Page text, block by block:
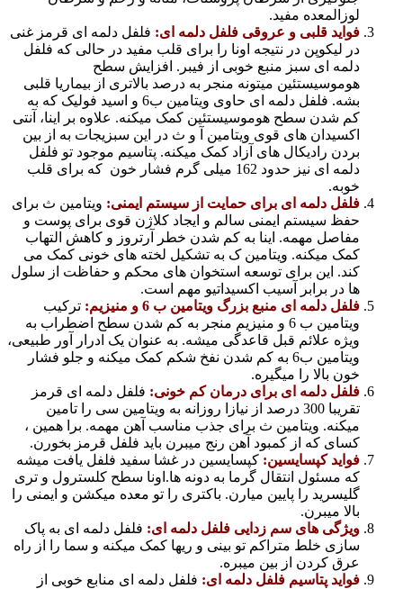
لوزالمعده مفید.
فواید قلبی و عروقی فلفل دلمه ای: فلفل دلمه ای قرمز غنی
در لیکوپن در نتیجه اونا را برای قلب مفید در حالی که فلفل
دلمه ای سبز منبع خوبی از فیبر. افزایش سطح
هوموسیستئین میتونه منجر به درصد بالاتری از بیماریا قلبی
بشه. فلفل دلمه ای حاوی ویتامین ب6 و اسید فولیک که به
کم شدن سطح هوموسیستئین کمک میکنه. علاوه بر اینا، آنتی
اکسیدان های قوی ویتامین آ و ث در این سبزیجات به از بین
بردن رادیکال های آزاد کمک میکنه. پتاسیم موجود تو فلفل
دلمه ای نیز حدود 162 میلی گرم فشار خون که برای قلب
خوبه.
فلفل دلمه ای برای حمایت از سیستم ایمنی: ویتامین ث برای
حفظ سیستم ایمنی سالم و ایجاد کلاژن قوی برای پوست و
مفاصل مهمه. اینا به کم شدن خطر آرتروز و کاهش التهاب
کمک میکنه. ویتامین ک به تشکیل لخته های خونی کمک می
کند. این برای توسعه استخوان های محکم و حفاظت از سلول
ها در برابر آسیب اکسیداتیو مهم است.
فلفل دلمه ای منبع بزرگ ویتامین ب 6 و منیزیم:
ترکیب
ویتامین ب 6 و منیزیم منجر به کم شدن سطح اضطراب به
ویژه علائم قبل قاعدگی میشه. به عنوان یک ادرار آور طبیعی،
ویتامین ب6 به کم شدن نفخ شکم کمک میکنه و جلو فشار
خون بالا را میگیره.
فلفل دلمه ای برای درمان کم خونی: فلفل دلمه ای قرمز
تقریبا 300 درصد از نیازا روزانه به ویتامین سی را تامین
میکنه. ویتامین ث برای جذب مناسب آهن مهمه. برا همین ،
کسای که از کمبود آهن رنج میبرن باید فلفل قرمز بخورن.
فواید کپسایسین: کپسایسین در غشا سفید فلفل یافت میشه
که مسئول انتقال گرما به دونه ها.اونا سطح کلسترول و تری
گلیسرید را پایین میارن. باکتری را تو معده میکشن و ایمنی را
بالا میبرن.
ویژگی های سم زدایی فلفل دلمه ای: فلفل دلمه ای به پاک
سازی خلط متراکم تو بینی و ریها کمک میکنه و سما را از راه
عرق کردن از بین میبره.
فواید پتاسیم فلفل دلمه ای: فلفل دلمه ای منابع خوبی از